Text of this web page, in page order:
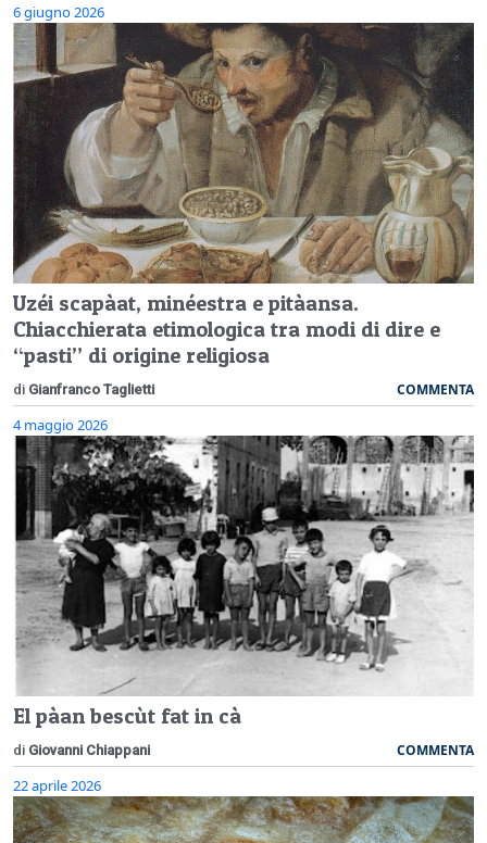
6 giugno 2026
Uzéi scapàat, minéestra e pitàansa.
Chiacchierata etimologica tra modi di dire e
“pasti” di origine religiosa
di Gianfranco Taglietti COMMENTA
4 maggio 2026
El pàan bescùt fat in cà
di Giovanni Chiappani COMMENTA
22 aprile 2026